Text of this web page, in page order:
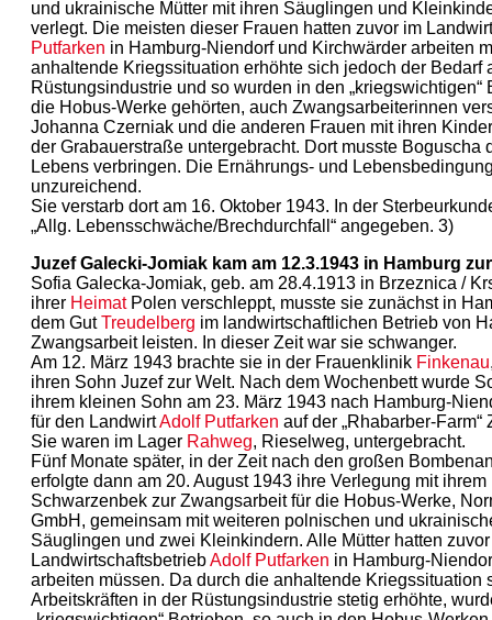
und ukrainische Mütter mit ihren Säuglingen und
verlegt. Die meisten dieser Frauen hatten zuvor im
Putfarken in Hamburg-Niendorf und Kirchwärder arbeiten
anhaltende Kriegssituation erhöhte sich jedoch der Bedarf
Rüstungsindustrie und so wurden in den „kriegswichtigen“
die Hobus-Werke gehörten, auch Zwangsarbeiterinnen
Johanna Czerniak und die anderen Frauen mit ihren
der Grabauerstraße untergebracht. Dort musste Boguscha
Lebens verbringen. Die Ernährungs- und
unzureichend.
Sie verstarb dort am 16. Oktober 1943. In der
„Allg. Lebensschwäche/Brechdurchfall“ angegeben. 3)
Juzef Galecki-Jomiak kam am 12.3.1943 in Hamburg
Sofia Galecka-Jomiak, geb. am 28.4.1913 in Brzeznica /
ihrer HeimatPolen verschleppt, musste sie zunächst in
dem GutTreudelberg im landwirtschaftlichen Betrieb von
Zwangsarbeit leisten. In dieser Zeit war sie schwanger.
Am 12. März 1943 brachte sie in der Frauenklinik Finkenau
ihren Sohn Juzef zur Welt. Nach dem Wochenbett wurde
ihrem kleinen Sohn am 23. März 1943 nach Hamburg-
für den LandwirtAdolf Putfarken auf der „Rhabarber-
Sie waren im Lager Rahweg, Rieselweg, untergebracht.
Fünf Monate später, in der Zeit nach den großen
erfolgte dann am 20. August 1943 ihre Verlegung mit
Schwarzenbek zur Zwangsarbeit für die Hobus-Werke,
GmbH, gemeinsam mit weiteren polnischen und
Säuglingen und zwei Kleinkindern. Alle Mütter hatten
LandwirtschaftsbetriebAdolf Putfarken in Hamburg-
arbeiten müssen. Da durch die anhaltende Kriegssituation
Arbeitskräften in der Rüstungsindustrie stetig erhöhte,